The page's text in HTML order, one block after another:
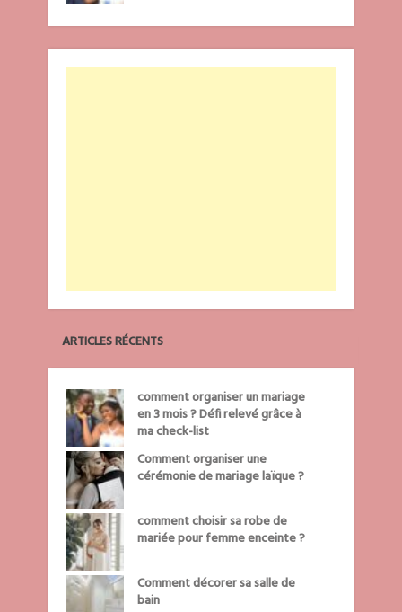
ARTICLES RÉCENTS
comment organiser un mariage
en 3 mois ? Défi relevé grâce à
ma check-list
Comment organiser une
cérémonie de mariage laïque ?
comment choisir sa robe de
mariée pour femme enceinte ?
Comment décorer sa salle de
bain